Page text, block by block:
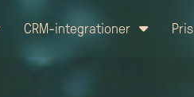
CRM-integrationer Pris